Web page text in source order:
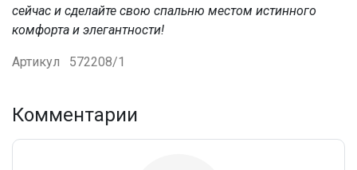
сейчас и сделайте свою спальню местом истинного
комфорта и элегантности!
Артикул 572208/1
Комментарии